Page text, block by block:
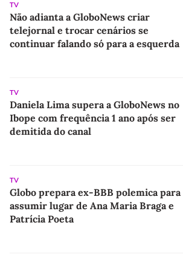
TV
Não adianta a GloboNews criar
telejornal e trocar cenários se
continuar falando só para a esquerda
TV
Daniela Lima supera a GloboNews no
Ibope com frequência 1 ano após ser
demitida do canal
TV
Globo prepara ex-BBB polemica para
assumir lugar de Ana Maria Braga e
Patrícia Poeta